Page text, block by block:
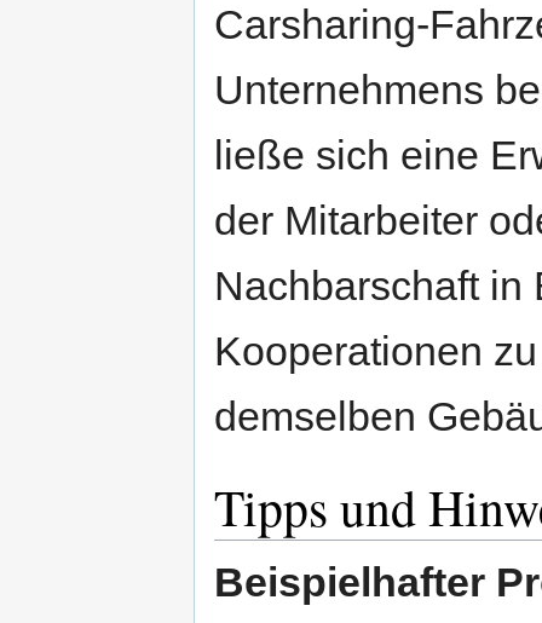
Carsharing-
Unternehmens
ließe sich eine
der Mitarbeiter
Nachbarschaft in
Kooperationen
demselben
Tipps und
Beispielhafter